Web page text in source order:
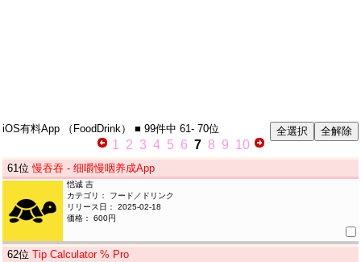
iOS有料App （FoodDrink） ■ 99件中 61- 70位
1 2 3 4 5 6 7 8 9 10
61位慢吞吞 - 细嚼慢咽养成App
恺诚 吉
カテゴリ： フード／ドリンク
リリース日： 2025-02-18
価格： 600円
62位Tip Calculator % Pro